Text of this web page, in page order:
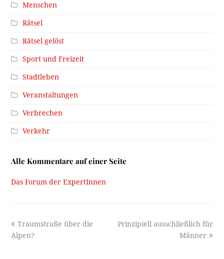
Menschen
Rätsel
Rätsel gelöst
Sport und Freizeit
Stadtleben
Veranstaltungen
Verbrechen
Verkehr
Alle Kommentare auf einer Seite
Das Forum der ExpertInnen
previous
post:
Traumstraße über die
Alpen?
next
Prinzipiell ausschließlich für
Männer